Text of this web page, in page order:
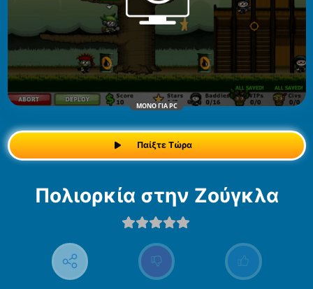
ΜΌΝΟ ΓΙΑ PC
Παίξτε Τώρα
Πολιορκία στην Ζούγκλα